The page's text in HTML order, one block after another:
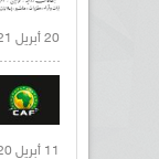
20 أبريل 2021 |
11 أبريل 2020 |